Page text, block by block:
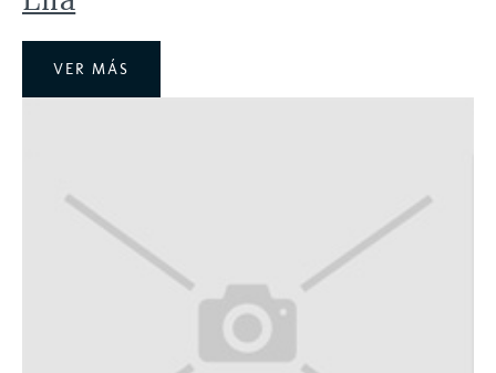
VER MÁS